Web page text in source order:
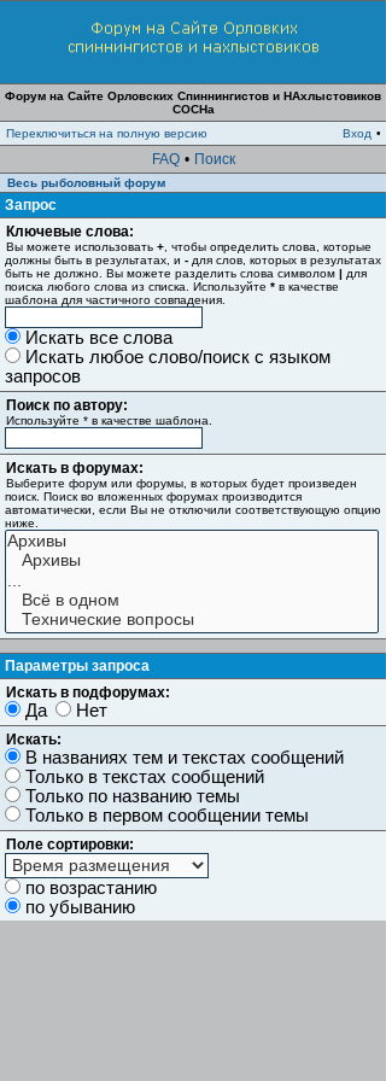
Форум на Сайте Орловских Спиннингистов и НАхлыстовиков
СОСНа
Переключиться на полную версию
Вход •
FAQ • Поиск
Весь рыболовный форум
Запрос
Ключевые слова:
Вы можете использовать + , чтобы определить слова, которые
должны быть в результатах, и - для слов, которых в результатах
быть не должно. Вы можете разделить слова символом | для
поиска любого слова из списка. Используйте * в качестве
шаблона для частичного совпадения.
Искать все слова
Искать любое слово/поиск с языком
запросов
Поиск по автору:
Используйте * в качестве шаблона.
Искать в форумах:
Выберите форум или форумы, в которых будет произведен
поиск. Поиск во вложенных форумах производится
автоматически, если Вы не отключили соответствующую опцию
ниже.
Параметры запроса
Искать в подфорумах:
Да Нет
Искать:
В названиях тем и текстах сообщений
Только в текстах сообщений
Только по названию темы
Только в первом сообщении темы
Поле сортировки:
по возрастанию
по убыванию